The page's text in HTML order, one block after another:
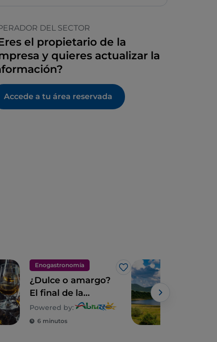
DEL SECTOR
el propietario de la
y quieres actualizar la
Accede a tu área reservada
Enogastronomía
Me gusta
¿Dulce o amargo?
El final de la
comida tradicional
en los Abruzos
Powered by:
6 minutos